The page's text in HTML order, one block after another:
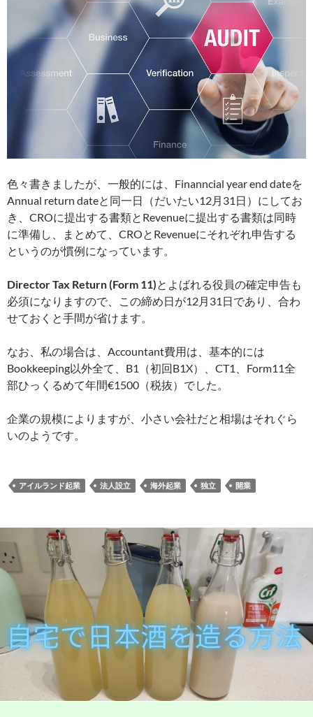
色々書きましたが、一般的には、Finanncial year end dateを
Annual return dateと同一日（だいたい12月31日）にしてお
き、CROに提出する書類とRevenueに提出する書類は同時
に準備し、まとめて、CROとRevenueにそれぞれ申告する
というのが慣例になっています。
Director Tax Return (Form 11)とよばれる役員の確定申告も
必須になりますので、この締め日が12月31日であり、合わ
せておくと手間が省けます。
なお、私の場合は、Accountant費用は、基本的には
Bookkeeping以外全て、B1（初回B1X）、CT1、Form11全
部ひっくるめて年間€1500（税抜）でした。
企業の規模によりますが、小さい会社だと相場はそれぐら
いのようです。
アイルランド起業 法人設立 海外起業 独立 開業